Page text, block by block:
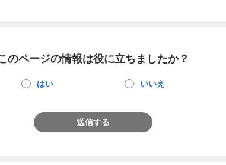
のページの情報は役に立ちましたか？
はい いいえ
送信する